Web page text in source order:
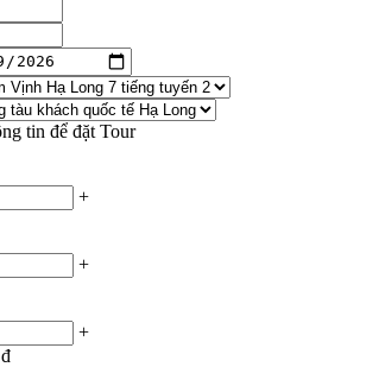
tin để đặt Tour
+
+
+
đ